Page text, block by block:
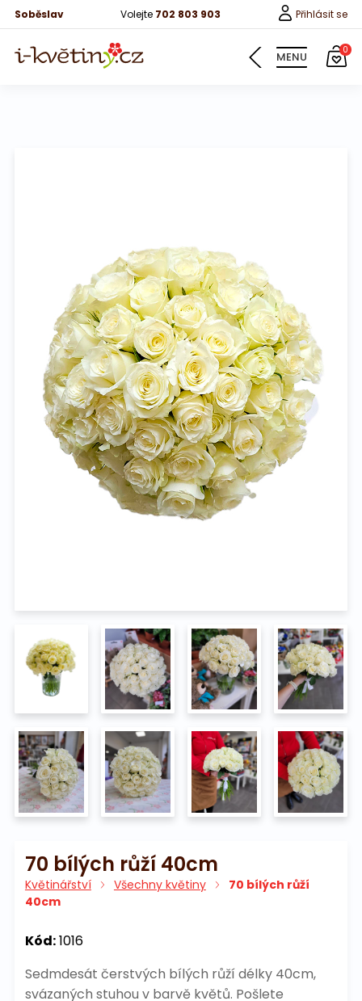
Soběslav Volejte 702 803 903 Přihlásit se
MENU 0
Růže 40cm
Bonboniery
Na pohřeb
70 bílých růží 40cm
Květinářství Všechny květiny
70 bílých růží
40cm
Kód:1016
Sedmdesát čerstvých bílých růží délky 40cm,
svázaných stuhou v barvě květů. Pošlete